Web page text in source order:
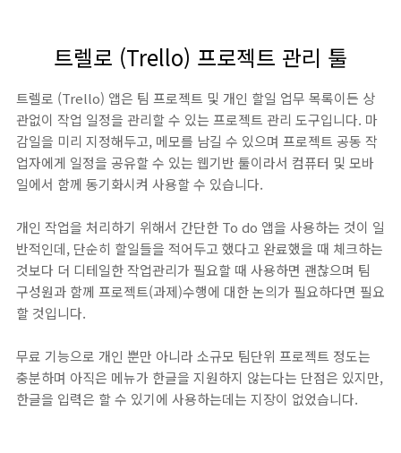
트렐로 (Trello) 프로젝트 관리 툴
트렐로 (Trello) 앱은 팀 프로젝트 및 개인 할일 업무 목록이든 상
관없이 작업 일정을 관리할 수 있는 프로젝트 관리 도구입니다. 마
감일을 미리 지정해두고, 메모를 남길 수 있으며 프로젝트 공동 작
업자에게 일정을 공유할 수 있는 웹기반 툴이라서 컴퓨터 및 모바
일에서 함께 동기화시켜 사용할 수 있습니다.
개인 작업을 처리하기 위해서 간단한 To do 앱을 사용하는 것이 일
반적인데, 단순히 할일들을 적어두고 했다고 완료했을 때 체크하는
것보다 더 디테일한 작업관리가 필요할 때 사용하면 괜찮으며 팀
구성원과 함께 프로젝트(과제)수행에 대한 논의가 필요하다면 필요
할 것입니다.
무료 기능으로 개인 뿐만 아니라 소규모 팀단위 프로젝트 정도는
충분하며 아직은 메뉴가 한글을 지원하지 않는다는 단점은 있지만,
한글을 입력은 할 수 있기에 사용하는데는 지장이 없었습니다.